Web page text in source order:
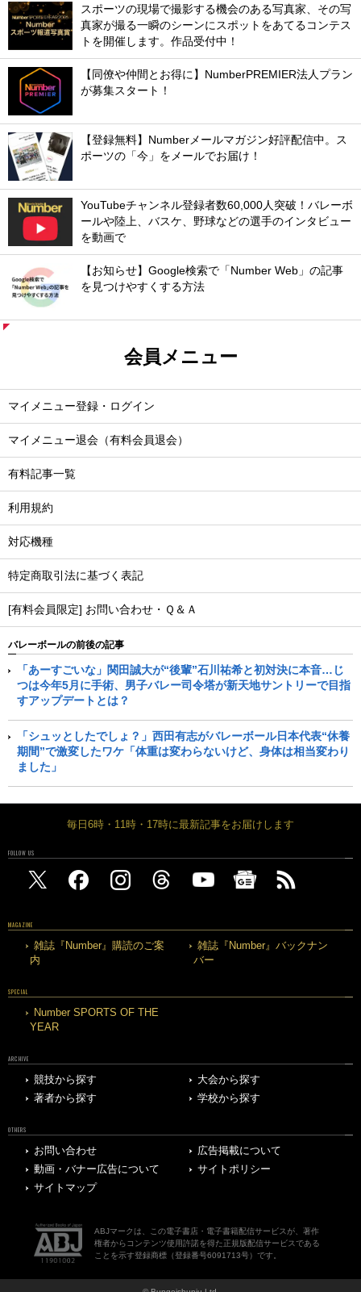
スポーツの現場で撮影する機会のある写真家、その写
真家が撮る一瞬のシーンにスポットをあてるコンテス
トを開催します。作品受付中！
【同僚や仲間とお得に】NumberPREMIER法人プラン
が募集スタート！
【登録無料】Numberメールマガジン好評配信中。ス
ポーツの「今」をメールでお届け！
YouTubeチャンネル登録者数60,000人突破！バレーボ
ールや陸上、バスケ、野球などの選手のインタビュー
を動画で
【お知らせ】Google検索で「Number Web」の記事
を見つけやすくする方法
会員メニュー
マイメニュー登録・ログイン
マイメニュー退会（有料会員退会）
有料記事一覧
利用規約
対応機種
特定商取引法に基づく表記
[有料会員限定] お問い合わせ・Ｑ＆Ａ
バレーボールの前後の記事
「あーすごいな」関田誠大が“後輩”石川祐希と初対決に本音…じ
つは今年5月に手術、男子バレー司令塔が新天地サントリーで目指
すアップデートとは？
「シュッとしたでしょ？」西田有志がバレーボール日本代表“休養
期間”で激変したワケ「体重は変わらないけど、身体は相当変わり
ました」
毎日6時・11時・17時に最新記事をお届けします
FOLLOW US
MAGAZINE
雑誌『Number』購読のご案
内
雑誌『Number』バックナン
バー
SPECIAL
Number SPORTS OF THE
YEAR
ARCHIVE
競技から探す
大会から探す
著者から探す
学校から探す
OTHERS
お問い合わせ
広告掲載について
動画・バナー広告について
サイトポリシー
サイトマップ
ABJマークは、この電子書店・電子書籍配信サービスが、著作
権者からコンテンツ使用許諾を得た正規版配信サービスである
ことを示す登録商標（登録番号6091713号）です。